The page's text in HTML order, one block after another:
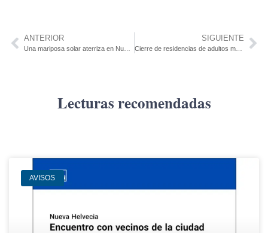
ANTERIOR SIGUIENTE
Cierre de residencias de adultos mayores: ¿por qué las normas del MSP dejan a muchas instituciones al límite?
Lecturas recomendadas
AVISOS